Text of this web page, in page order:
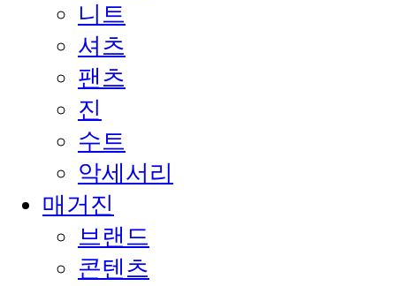
니트
셔츠
팬츠
진
수트
악세서리
매거진
브랜드
콘텐츠